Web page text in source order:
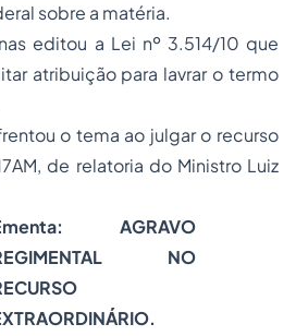
sobre a matéria.
editou a Lei nº 3.514/10 que
atribuição para lavrar o termo
o tema ao julgar o recurso
de relatoria do Ministro Luiz
AGRAVO
NO